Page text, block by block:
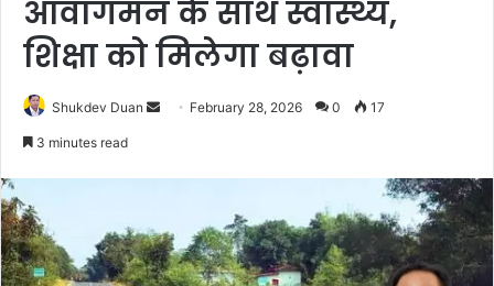
आवागमन के साथ स्वास्थ्य,
शिक्षा को मिलेगा बढ़ावा
Shukdev Duan
Send February 28, 2026 0 17
3 minutes read